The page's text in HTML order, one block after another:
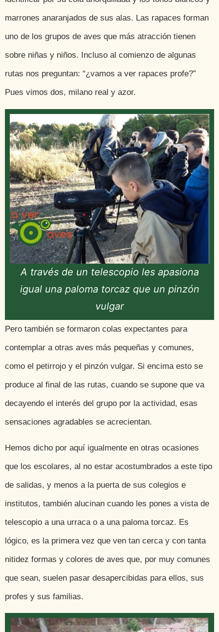
marrones anaranjados de sus alas. Las rapaces forman
uno de los grupos de aves que más atracción tienen
sobre niñas y niños. Incluso al comienzo de algunas
rutas nos preguntan: “¿vamos a ver rapaces profe?”
Pues vimos dos, milano real y azor.
A través de un telescopio les apasiona
igual una paloma torcaz que un pinzón
vulgar
Pero también se formaron colas expectantes para
contemplar a otras aves más pequeñas y comunes,
como el petirrojo y el pinzón vulgar. Si encima esto se
produce al final de las rutas, cuando se supone que va
decayendo el interés del grupo por la actividad, esas
sensaciones agradables se acrecientan.
Hemos dicho por aquí igualmente en otras ocasiones
que los escolares, al no estar acostumbrados a este tipo
de salidas, y menos a la puerta de sus colegios e
institutos, también alucinan cuando les pones a vista de
telescopio a una urraca o a una paloma torcaz. Es
lógico, es la primera vez que ven tan cerca y con tanta
nitidez formas y colores de aves que, por muy comunes
que sean, suelen pasar desapercibidas para ellos, sus
profes y sus familias.